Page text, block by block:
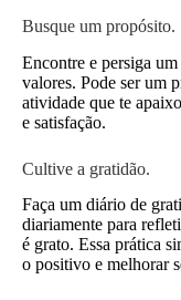
Busque um propósito.
Encontre e persiga
valores. Pode ser um
atividade que te
e satisfação.
Cultive a gratidão.
Faça um diário de
diariamente para
é grato. Essa prática
o positivo e melhorar